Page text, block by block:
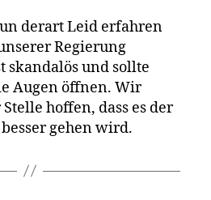
derart Leid erfahren
Regierung
skandalös und sollte
Augen öffnen. Wir
hoffen, dass es der
gehen wird.